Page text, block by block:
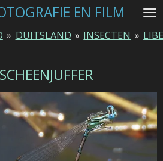
EN FILM
» DUITSLAND » INSECTEN »